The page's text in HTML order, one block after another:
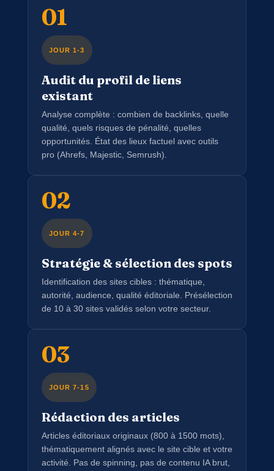
01
JOUR 1-3
Audit du profil de liens
existant
Analyse complète : combien de backlinks, quelle
qualité, quels risques de pénalité, quelles
opportunités. État des lieux factuel avec outils
pro (Ahrefs, Majestic, Semrush).
02
JOUR 4-7
Stratégie & sélection des spots
Identification des sites cibles : thématique,
autorité, audience, qualité éditoriale. Présélection
de 10 à 30 sites validés selon votre secteur.
03
JOUR 7-15
Rédaction des articles
Articles éditoriaux originaux (800 à 1500 mots),
thématiquement alignés avec le site cible et votre
activité. Pas de spinning, pas de contenu IA brut,